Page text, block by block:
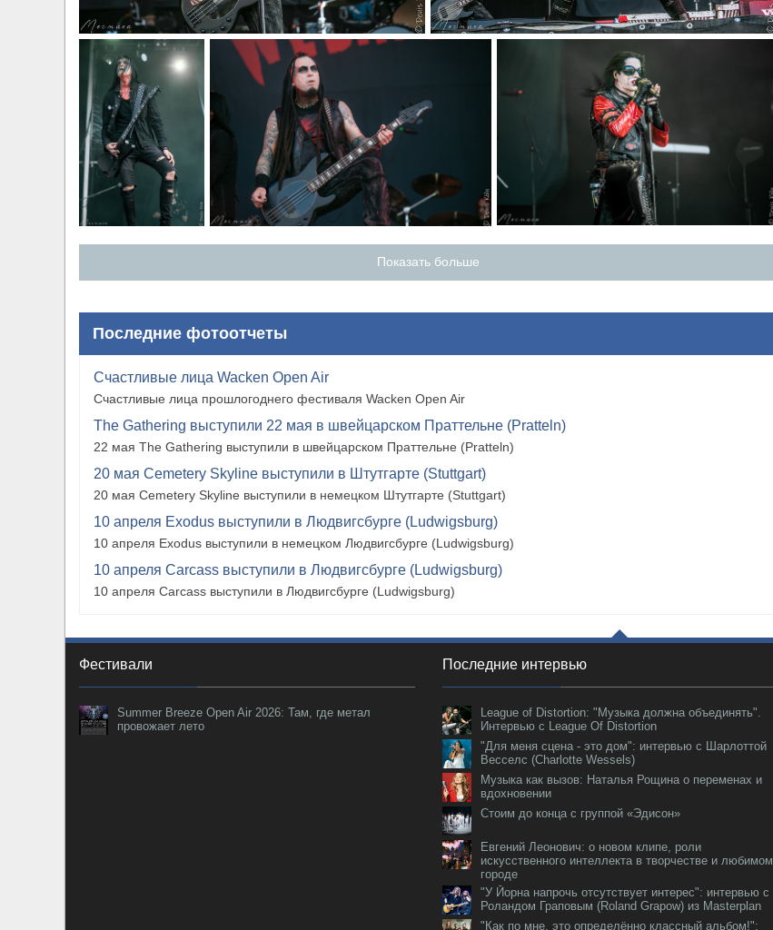
Показать больше
Последние фотоотчеты
Счастливые лица Wacken Open Air
Счастливые лица прошлогоднего фестиваля Wacken Open Air
The Gathering выступили 22 мая в швейцарском Праттельне (Pratteln)
22 мая The Gathering выступили в швейцарском Праттельне (Pratteln)
20 мая Cemetery Skyline выступили в Штутгарте (Stuttgart)
20 мая Cemetery Skyline выступили в немецком Штутгарте (Stuttgart)
10 апреля Exodus выступили в Людвигсбурге (Ludwigsburg)
10 апреля Exodus выступили в немецком Людвигсбурге (Ludwigsburg)
10 апреля Carcass выступили в Людвигсбурге (Ludwigsburg)
10 апреля Carcass выступили в Людвигсбурге (Ludwigsburg)
Фестивали
Summer Breeze Open Air 2026: Там, где метал
провожает лето
Последние интервью
League of Distortion: "Музыка должна объединять".
Интервью с League Of Distortion
"Для меня сцена - это дом": интервью с Шарлоттой
Весселс (Charlotte Wessels)
Музыка как вызов: Наталья Рощина о переменах и
вдохновении
Стоим до конца с группой «Эдисон»
Евгений Леонович: о новом клипе, роли
искусственного интеллекта в творчестве и любимом
городе
"У Йорна напрочь отсутствует интерес": интервью с
Роландом Граповым (Roland Grapow) из Masterplan
"Как по мне, это определённо классный альбом!":